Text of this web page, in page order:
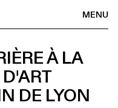
MENU
À LA
DE LYON